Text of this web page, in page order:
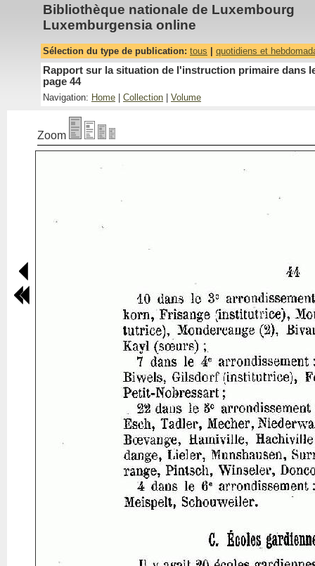
Bibliothèque nationale de Luxembourg
Luxemburgensia online
Sélection du type de publication: tous quotidiens et
Rapport sur la situation de l'instruction primaire dans
page 44
Navigation: Home Collection Volume
Zoom